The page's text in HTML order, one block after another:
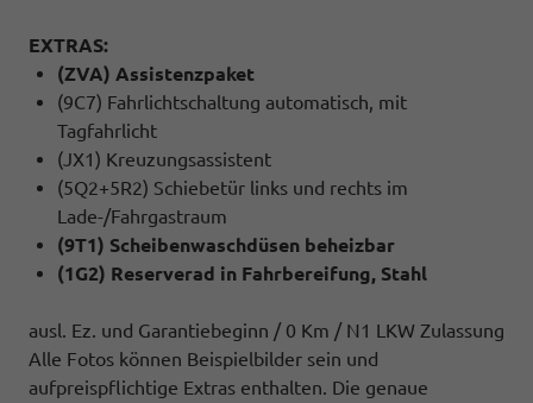
EXTRAS:
(ZVA) Assistenzpaket
(9C7) Fahrlichtschaltung automatisch, mit
Tagfahrlicht
(JX1) Kreuzungsassistent
(5Q2+5R2) Schiebetür links und rechts im
Lade-/Fahrgastraum
(9T1) Scheibenwaschdüsen beheizbar
(1G2) Reserverad in Fahrbereifung, Stahl
ausl. Ez. und Garantiebeginn / 0 Km / N1 LKW Zulassung
Alle Fotos können Beispielbilder sein und
aufpreispflichtige Extras enthalten. Die genaue